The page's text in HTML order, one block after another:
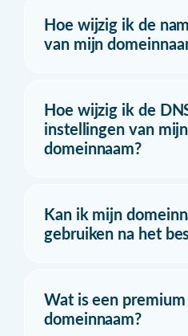
Hoe wijzig ik de
van mijn
Hoe wijzig ik de
instellingen van mijn
domeinnaam?
Kan ik mijn
gebruiken na het
Wat is een premium
domeinnaam?